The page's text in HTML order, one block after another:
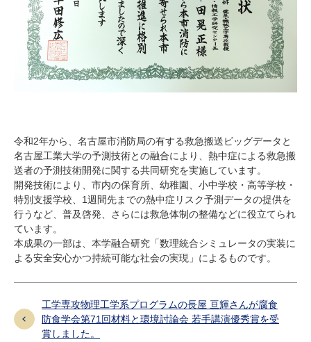
令和2年から、名古屋市消防局の有する救急搬送ビッグデータと
名古屋工業大学の予測技術との融合により、熱中症による救急搬
送者の予測技術開発に関する共同研究を実施しています。
開発技術により、市内の保育所、幼稚園、小中学校・高等学校・
特別支援学校、 1週間先までの熱中症リスク予測データの提供を
行うなど、普及啓発、さらには救急体制の整備などに役立てられ
ています。
本成果の一部は、本学融合研究「数理統合シミュレータの実装に
よる安全安心かつ持続可能な社会の実現」によるものです。
工学専攻物理工学系プログラムの長屋 亘輝さんが腐食
防食学会第71回材料と環境討論会 若手講演優秀賞を受
賞しました。